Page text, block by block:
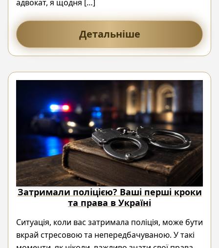
адвокат, я щодня […]
Детальніше
Затримали поліцією? Ваші перші кроки
та права в Україні
Ситуація, коли вас затримала поліція, може бути
вкрай стресовою та непередбачуваною. У такі